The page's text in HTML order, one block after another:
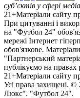
суб’єктів у сфері
21+Матеріали сайту
При цитуванні і
на "Футбол 24"
мережі Інтернет
обов'язкове.
"Партнерський
публікуємо на правах
21+Матеріали сайту
Усi права захищенi. ©
Люкс". "Футбол 24".